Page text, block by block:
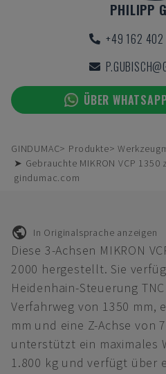
PHILIPP
+49 162 402
ÜBER
GINDUMAC Produkte
➤ Gebrauchte MIKRON VCP 1350
gindumac.com
In Originalsprache anzeigen
Diese 3-Achsen MIKRON
2000 hergestellt. Sie
Heidenhain-Steuerung
Verfahrweg von 1350 mm,
mm und eine Z-Achse von
unterstützt ein maximales
1.800 kg und verfügt über